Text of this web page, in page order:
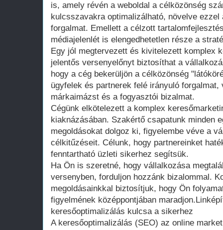
is, amely révén a weboldal a célközönség
kulcsszavakra optimalizálható, növelve
forgalmat. Emellett a célzott
médiajelenlét is elengedhetetlen része a
Egy jól megtervezett és kivitelezett komplex
jelentős versenyelőnyt biztosíthat a
hogy a cég bekerüljön a célközönség
ügyfelek és partnerek felé irányuló
márkaimázst és a fogyasztói bizalmat.
Cégünk elkötelezett a komplex
kiaknázásában. Szakértő csapatunk minden
megoldásokat dolgoz ki, figyelembe véve a
célkitűzéseit. Célunk, hogy partnereinket
fenntartható üzleti sikerhez segítsük.
Ha Ön is szeretné, hogy vállalkozása
versenyben, forduljon hozzánk bizalommal.
megoldásainkkal biztosítjuk, hogy Ön
figyelmének középpontjában
keresőoptimalizálás kulcsa a sikerhez
A keresőoptimalizálás (SEO) az online